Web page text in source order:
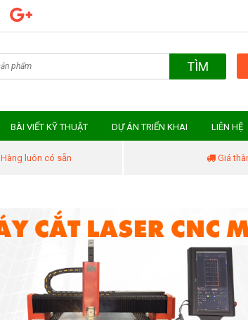
TÌM
BÀI VIẾT KỸ THUẬT DỰ ÁN TRIỂN KHAI LIÊN HỆ
Hàng luôn có sẵn Giá